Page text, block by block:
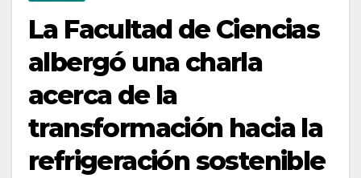
La Facultad de Ciencias
albergó una charla
acerca de la
transformación hacia la
refrigeración sostenible